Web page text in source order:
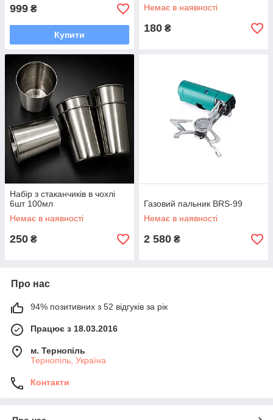
999 ₴
Купити
Немає в наявності
180 ₴
Набір з стаканчиків в чохлі
6шт 100мл
Немає в наявності
250 ₴
Газовий пальник BRS-99
Немає в наявності
2 580 ₴
Про нас
94% позитивних з 52 відгуків за рік
Працює з 18.03.2016
м. Тернопіль
Тернопіль, Україна
Контакти